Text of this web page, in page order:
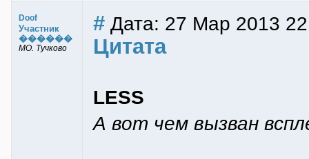
Doof
Участник
������
МО. Тучково
# Дата: 27 Мар 2013
Цитата
LESS
А вот чем вызван